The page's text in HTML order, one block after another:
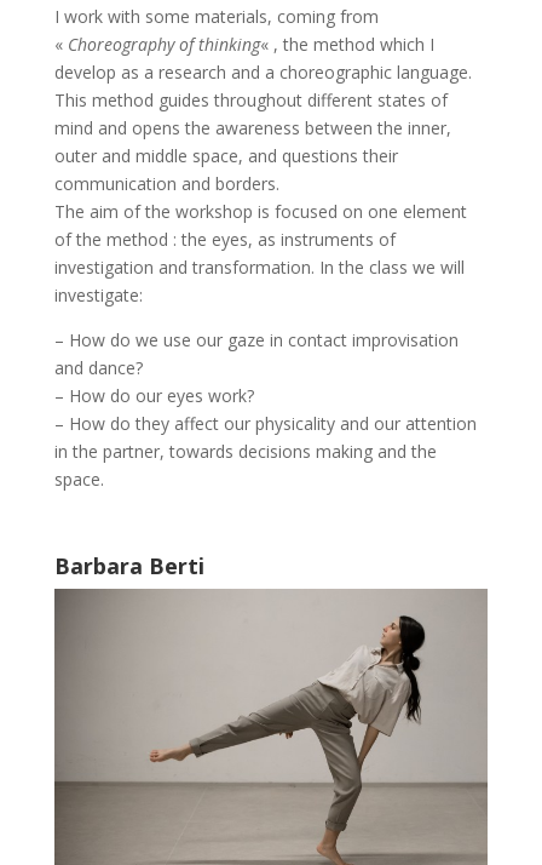
I work with some materials, coming from
« Choreography of thinking« , the method which I
develop as a research and a choreographic language.
This method guides throughout different states of
mind and opens the awareness between the inner,
outer and middle space, and questions their
communication and borders.
The aim of the workshop is focused on one element
of the method : the eyes, as instruments of
investigation and transformation. In the class we will
investigate:
– How do we use our gaze in contact improvisation
and dance?
– How do our eyes work?
– How do they affect our physicality and our attention
in the partner, towards decisions making and the
space.
Barbara Berti